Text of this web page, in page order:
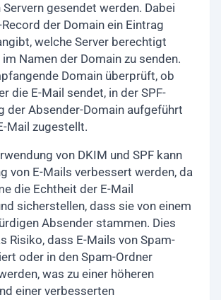
gesendet werden. Dabei
der Domain ein Eintrag
welche Server berechtigt
Namen der Domain zu senden.
Domain überprüft, ob
die E-Mail sendet, in der SPF-
der Absender-Domain aufgeführt
Mail zugestellt.
von DKIM und SPF kann
von E-Mails verbessert werden, da
die Echtheit der E-Mail
sicherstellen, dass sie von einem
Absender stammen. Dies
Risiko, dass E-Mails von Spam-
oder in den Spam-Ordner
was zu einer höheren
einer verbesserten